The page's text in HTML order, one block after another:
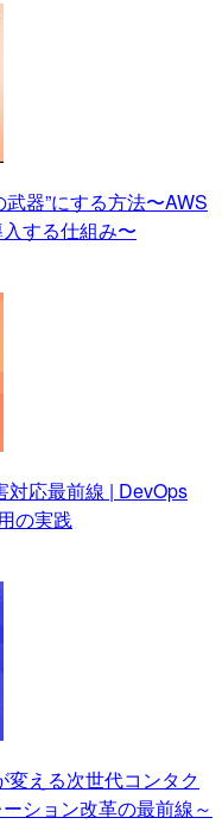
武器”にする方法〜AWS
する仕組み〜
対応最前線 | DevOps
の実践
変える次世代コンタク
ション改革の最前線～